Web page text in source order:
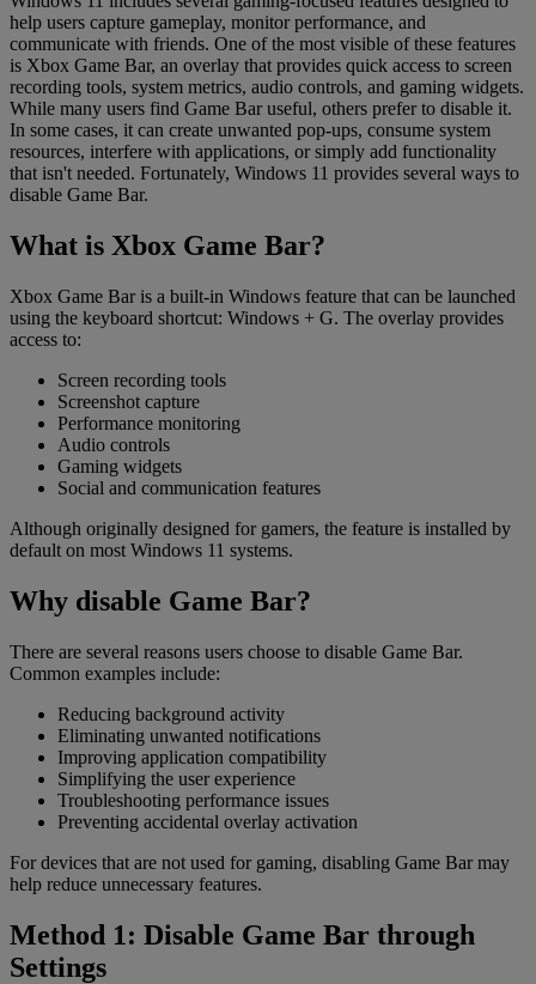
help users capture gameplay, monitor performance, and
communicate with friends. One of the most visible of these features
is Xbox Game Bar, an overlay that provides quick access to screen
recording tools, system metrics, audio controls, and gaming widgets.
While many users find Game Bar useful, others prefer to disable it.
In some cases, it can create unwanted pop-ups, consume system
resources, interfere with applications, or simply add functionality
that isn't needed. Fortunately, Windows 11 provides several ways to
disable Game Bar.
What is Xbox Game Bar?
Xbox Game Bar is a built-in Windows feature that can be launched
using the keyboard shortcut: Windows + G. The overlay provides
access to:
Screen recording tools
Screenshot capture
Performance monitoring
Audio controls
Gaming widgets
Social and communication features
Although originally designed for gamers, the feature is installed by
default on most Windows 11 systems.
Why disable Game Bar?
There are several reasons users choose to disable Game Bar.
Common examples include:
Reducing background activity
Eliminating unwanted notifications
Improving application compatibility
Simplifying the user experience
Troubleshooting performance issues
Preventing accidental overlay activation
For devices that are not used for gaming, disabling Game Bar may
help reduce unnecessary features.
Method 1: Disable Game Bar through
Settings